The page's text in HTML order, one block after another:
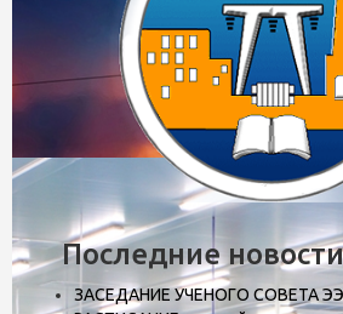
Кафедра
Последние новости
ЗАСЕДАНИЕ УЧЕНОГО СОВЕТА